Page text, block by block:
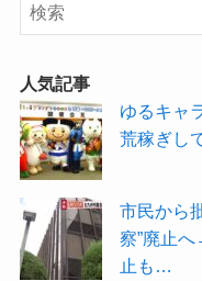
人気記事
ゆるキャ
荒稼ぎし
市民から
察”廃止
止も…